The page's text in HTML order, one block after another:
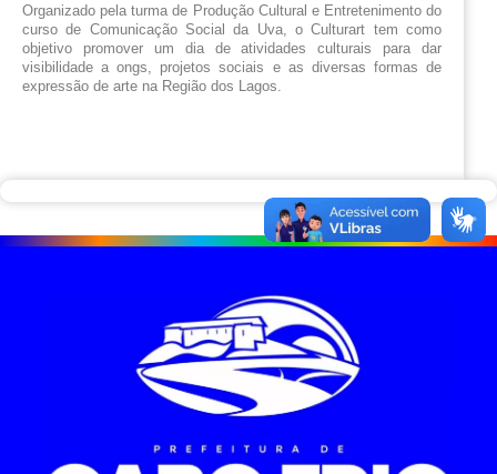
Organizado pela turma de Produção Cultural e Entretenimento do
curso de Comunicação Social da Uva, o Culturart tem como
objetivo promover um dia de atividades culturais para dar
visibilidade a ongs, projetos sociais e as diversas formas de
expressão de arte na Região dos Lagos.